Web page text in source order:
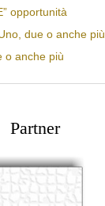
opportunità
due o anche più
o anche più
Partner